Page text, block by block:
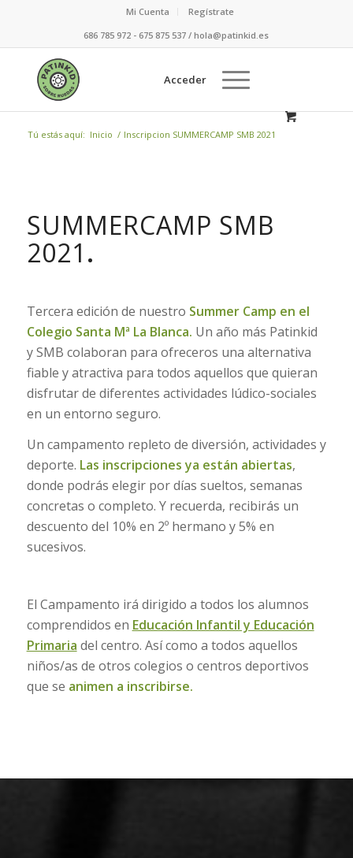
Mi Cuenta
Regístrate
686 785 972 - 675 875 537 / hola@patinkid.es
Acceder
Tú estás aquí: Inicio / Inscripcion SUMMERCAMP SMB 2021
SUMMERCAMP SMB
2021 .
Tercera edición de nuestro Summer Camp en el
Colegio Santa Mª La Blanca. Un año más Patinkid
y SMB colaboran para ofreceros una alternativa
fiable y atractiva para todos aquellos que quieran
disfrutar de diferentes actividades lúdico-sociales
en un entorno seguro.
Un campamento repleto de diversión, actividades y
deporte. Las inscripciones ya están abiertas,
donde podrás elegir por días sueltos, semanas
concretas o completo. Y recuerda, recibirás un
descuento del 10% en 2º hermano y 5% en
sucesivos.
El Campamento irá dirigido a todos los alumnos
comprendidos en Educación Infantil y Educación
Primaria del centro. Así como a todos aquellos
niños/as de otros colegios o centros deportivos
que se animen a inscribirse.